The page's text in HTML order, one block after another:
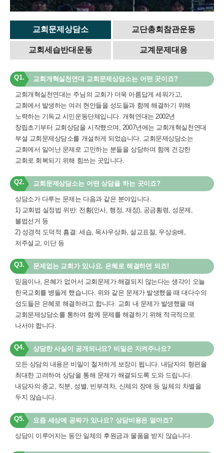
교회문제상담소 교단총회참관운동
교회세습반대운동 교계문제대응
Q1. 교회개혁실천연대 교회문제상담소는 어떤 곳이죠?
교회개혁실천연대는 주님의 교회가 더욱 아름답게 세워가고,
교회에서 발생하는 여러 현안들을 성도들과 함께 해결하기 위해
노력하는 기독교 시민운동단체입니다. 개혁연대는 2002년
창립초기부터 교회상담을 시작했으며, 2007년에는 교회개혁실천연대
부설 교회문제상담소를 개설하게 되었습니다. 교회문제상담소는
교회에서 일어난 문제로 고민하는 분들을 상담하며 함께 건강한
교회로 회복되기 위해 힘쓰는 곳입니다.
Q2. 교회문제상담소는 어떤 상담을 하는 곳이죠?
상담소가 다루는 문제는 다음과 같은 분야입니다.
1) 교회법 실정법 위반: 전횡(인사, 행정, 재정), 공금횡령, 성문제,
불법선거 등
2) 성경적 도덕적 흠결: 세습, 목사우상화, 설교표절, 우상숭배,
저주설교, 이단 등
Q3. 문제없는 교회가 있나요. 은혜로 해결하면 되죠!
믿음이나, 은혜가 없어서 교회문제가 해결되지 않는다는 생각이 오늘
한국교회를 병들게 했습니다. 위와 같은 문제가 발생했을 때 대다수의
성도들은 은혜로 해결하려고 합니다. 교회 내 문제가 발생했을 때
교회문제상담소를 통하여 함께 문제를 해결하기 위해 적극적으로
나서야 합니다.
Q4. 상담한 사실이 공개되나요? 비밀은 지켜주나요?
모든 상담의 내용은 비밀이 철저하게 보장이 됩니다. 내담자의 형편을
최대한 고려하여 상담을 통해 문제가 해결되도록 도와 드립니다.
내담자의 종교, 직분, 성별, 빈부격차, 신체의 장애 등 일체의 차별을
두지 않습니다.
Q5. 요즘 세상에 공짜가 있나요? 상담비용은 얼마죠?
상담이 이루어지는 동안 일체의 후원금과 물품을 받지 않습니다.